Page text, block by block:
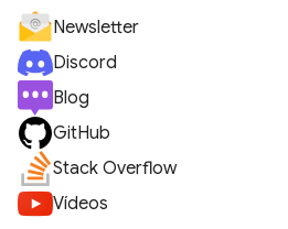
Newsletter
Discord
Blog
GitHub
Stack Overflow
Vídeos